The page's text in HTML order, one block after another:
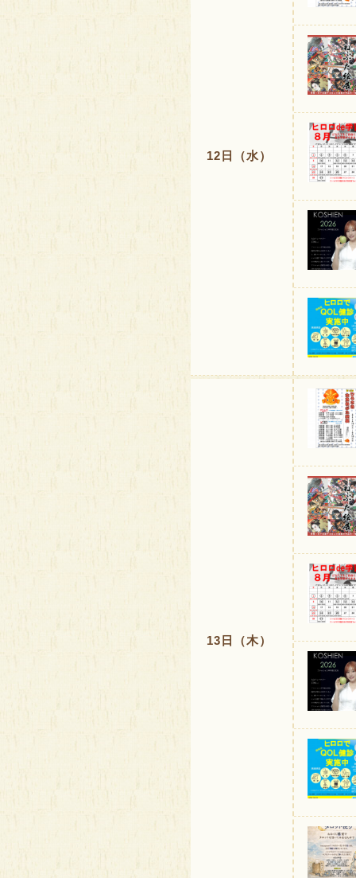
12日（水）
13日（木）